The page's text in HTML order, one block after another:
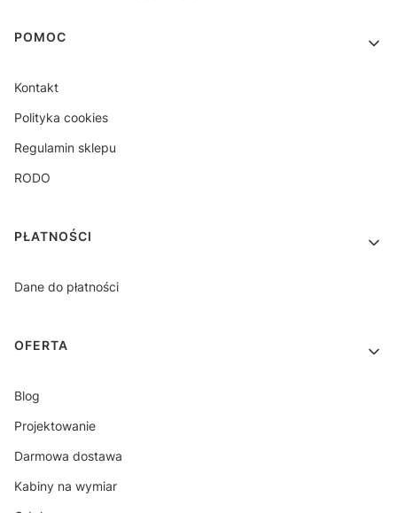
Linki w stopce
POMOC
Kontakt
Polityka cookies
Regulamin sklepu
RODO
PŁATNOŚCI
Dane do płatności
OFERTA
Blog
Projektowanie
Darmowa dostawa
Kabiny na wymiar